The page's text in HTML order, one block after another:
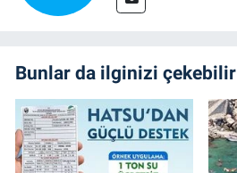
Bunlar da ilginizi çekebilir